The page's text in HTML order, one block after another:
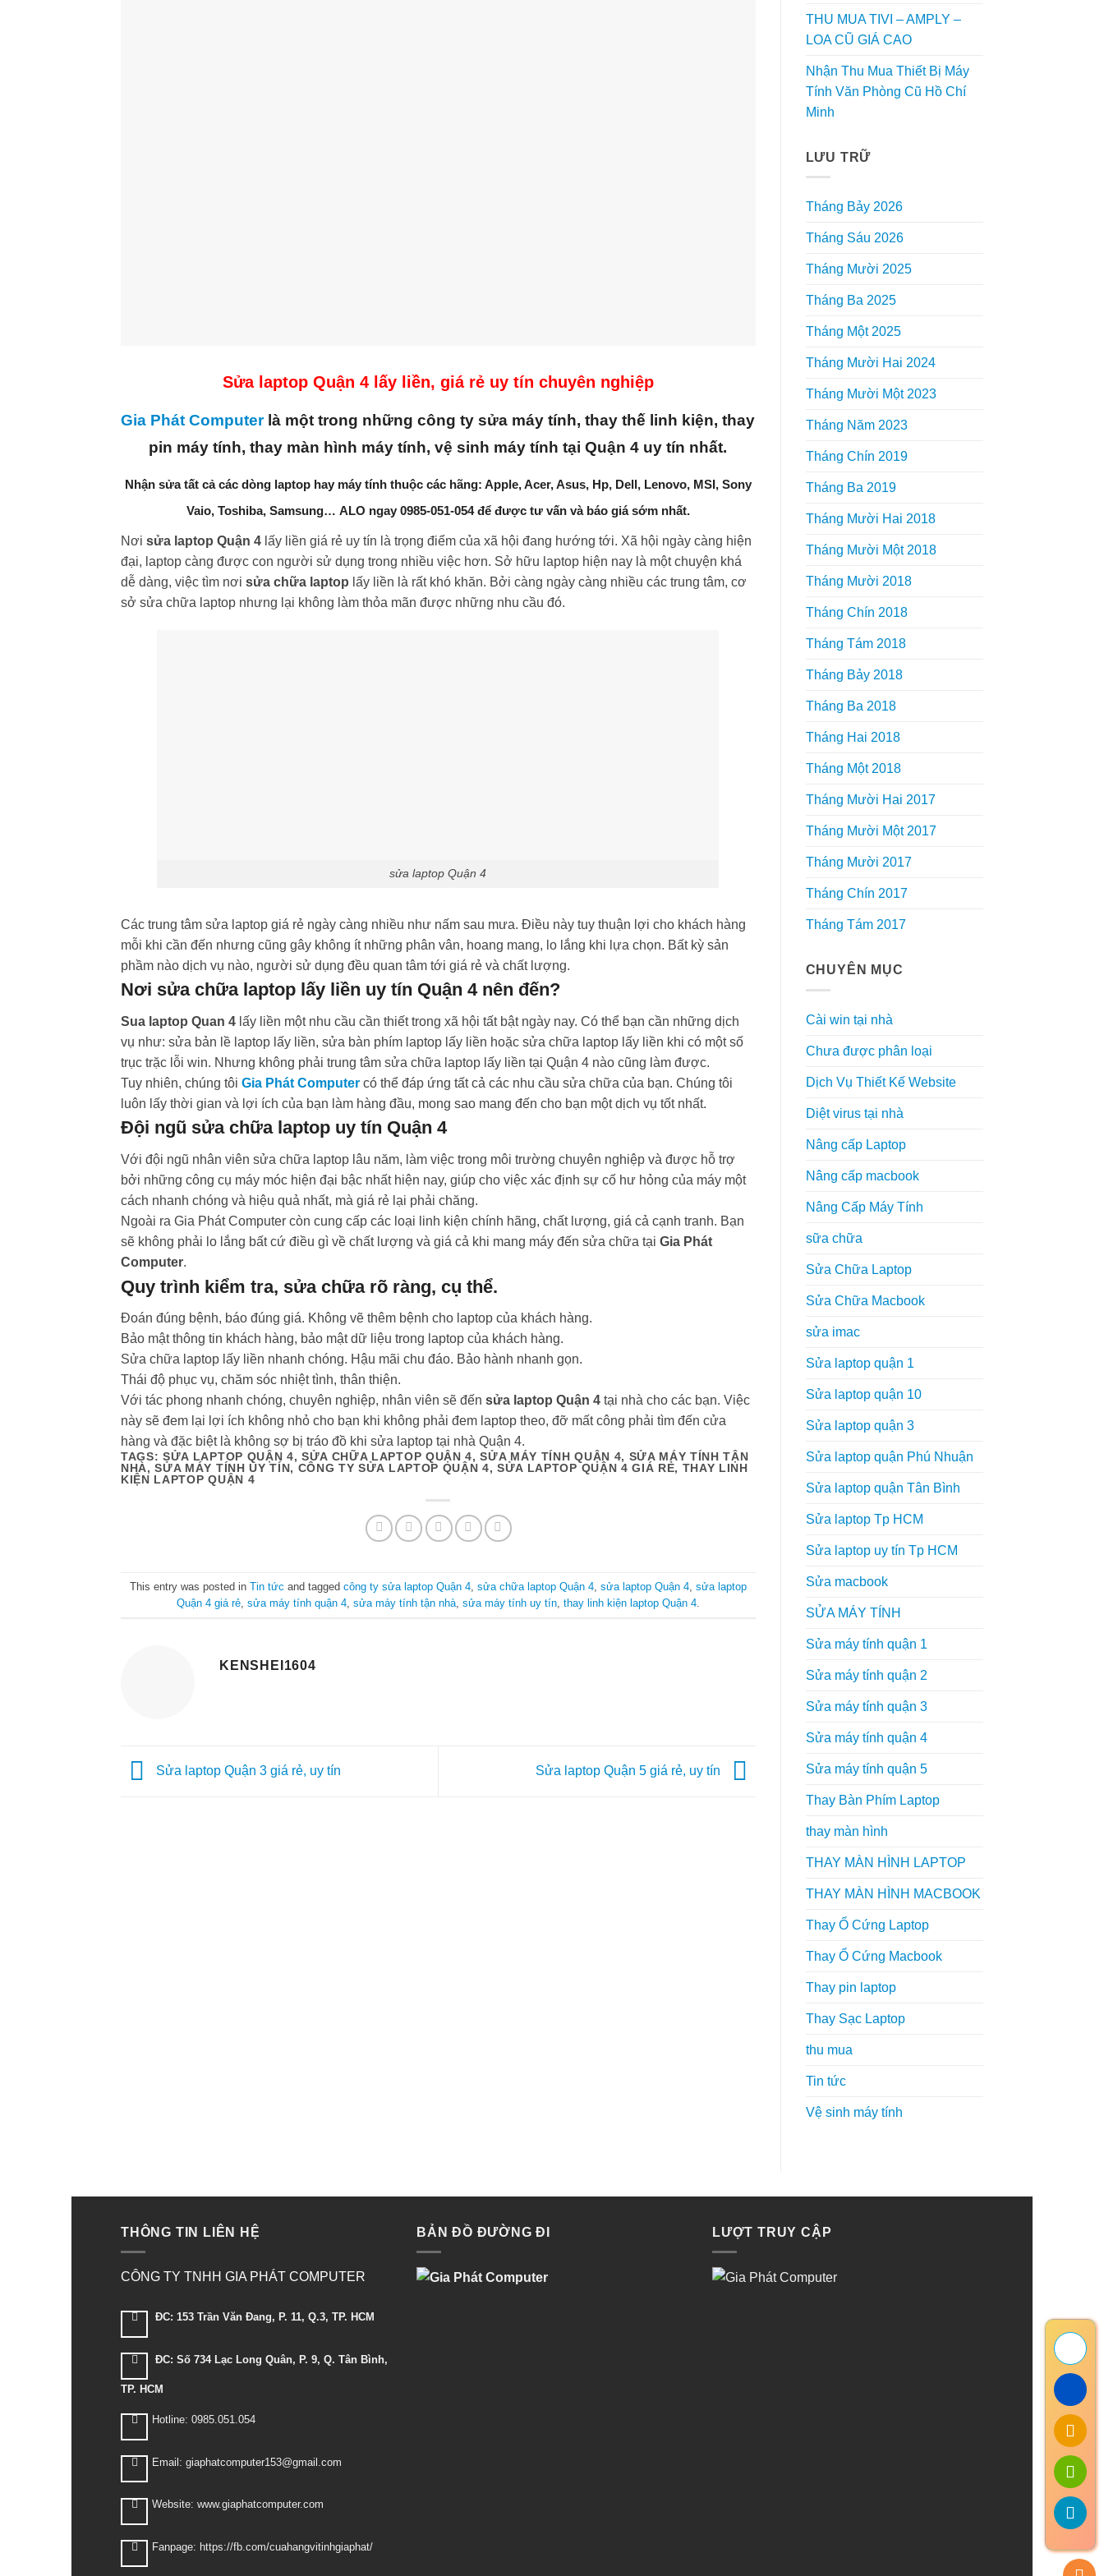
Sửa laptop Quận 4 lấy liền, giá rẻ uy tín chuyên nghiệp
Gia Phát Computerlà một trong những công ty sửa máy tính, thay thế linh kiện, thay
pin máy tính, thay màn hình máy tính, vệ sinh máy tính tại Quận 4 uy tín nhất.
Nhận sửa tất cả các dòng laptop hay máy tính thuộc các hãng: Apple, Acer, Asus, Hp, Dell, Lenovo, MSI, Sony
Vaio, Toshiba, Samsung… ALO ngay 0985-051-054 để được tư vấn và báo giá sớm nhất.
Nơi sửa laptop Quận 4 lấy liền giá rẻ uy tín là trọng điểm của xã hội đang hướng tới. Xã hội ngày càng hiện
đại, laptop càng được con người sử dụng trong nhiều việc hơn. Sở hữu laptop hiện nay là một chuyện khá
dễ dàng, việc tìm nơi sửa chữa laptop lấy liền là rất khó khăn. Bởi càng ngày càng nhiều các trung tâm, cơ
sở sửa chữa laptop nhưng lại không làm thỏa mãn được những nhu cầu đó.
sửa laptop Quận 4
Các trung tâm sửa laptop giá rẻ ngày càng nhiều như nấm sau mưa. Điều này tuy thuận lợi cho khách hàng
mỗi khi cần đến nhưng cũng gây không ít những phân vân, hoang mang, lo lắng khi lựa chọn. Bất kỳ sản
phầm nào dịch vụ nào, người sử dụng đều quan tâm tới giá rẻ và chất lượng.
Nơi sửa chữa laptop lấy liền uy tín Quận 4 nên đến?
Sua laptop Quan 4 lấy liền một nhu cầu cần thiết trong xã hội tất bật ngày nay. Có thể bạn cần những dịch
vụ như: sửa bản lề laptop lấy liền, sửa bàn phím laptop lấy liền hoặc sửa chữa laptop lấy liền khi có một số
trục trặc lỗi win. Nhưng không phải trung tâm sửa chữa laptop lấy liền tại Quận 4 nào cũng làm được.
Tuy nhiên, chúng tôi Gia Phát Computer có thể đáp ứng tất cả các nhu cầu sửa chữa của bạn. Chúng tôi
luôn lấy thời gian và lợi ích của bạn làm hàng đầu, mong sao mang đến cho bạn một dịch vụ tốt nhất.
Đội ngũ sửa chữa laptop uy tín Quận 4
Với đội ngũ nhân viên sửa chữa laptop lâu năm, làm việc trong môi trường chuyên nghiệp và được hỗ trợ
bởi những công cụ máy móc hiện đại bậc nhất hiện nay, giúp cho việc xác định sự cố hư hỏng của máy một
cách nhanh chóng và hiệu quả nhất, mà giá rẻ lại phải chăng.
Ngoài ra Gia Phát Computer còn cung cấp các loại linh kiện chính hãng, chất lượng, giá cả cạnh tranh. Bạn
sẽ không phải lo lắng bất cứ điều gì về chất lượng và giá cả khi mang máy đến sửa chữa tại Gia Phát
Computer.
Quy trình kiểm tra, sửa chữa rõ ràng, cụ thể.
Đoán đúng bệnh, báo đúng giá. Không vẽ thêm bệnh cho laptop của khách hàng.
Bảo mật thông tin khách hàng, bảo mật dữ liệu trong laptop của khách hàng.
Sửa chữa laptop lấy liền nhanh chóng. Hậu mãi chu đáo. Bảo hành nhanh gọn.
Thái độ phục vụ, chăm sóc nhiệt tình, thân thiện.
Với tác phong nhanh chóng, chuyên nghiệp, nhân viên sẽ đến sửa laptop Quận 4 tại nhà cho các bạn. Việc
này sẽ đem lại lợi ích không nhỏ cho bạn khi không phải đem laptop theo, đỡ mất công phải tìm đến cửa
hàng và đặc biệt là không sợ bị tráo đồ khi sửa laptop tại nhà Quận 4.
TAGS: SỬA LAPTOP QUẬN 4, SỬA CHỮA LAPTOP QUẬN 4, SỬA MÁY TÍNH QUẬN 4, SỬA MÁY TÍNH TẬN
NHÀ, SỬA MÁY TÍNH UY TÍN, CÔNG TY SỬA LAPTOP QUẬN 4, SỬA LAPTOP QUẬN 4 GIÁ RẺ, THAY LINH
KIỆN LAPTOP QUẬN 4
This entry was posted in Tin tức and tagged công ty sửa laptop Quận 4, sửa chữa laptop Quận 4, sửa laptop Quận 4, sửa laptop
Quận 4 giá rẻ, sửa máy tính quận 4, sửa máy tính tận nhà, sửa máy tính uy tín, thay linh kiện laptop Quận 4.
KENSHEI1604
Sửa laptop Quận 3 giá rẻ, uy tín Sửa laptop Quận 5 giá rẻ, uy tín
THU MUA TIVI – AMPLY –
LOA CŨ GIÁ CAO
Nhận Thu Mua Thiết Bị Máy
Tính Văn Phòng Cũ Hồ Chí
Minh
LƯU TRỮ
Tháng Bảy 2026
Tháng Sáu 2026
Tháng Mười 2025
Tháng Ba 2025
Tháng Một 2025
Tháng Mười Hai 2024
Tháng Mười Một 2023
Tháng Năm 2023
Tháng Chín 2019
Tháng Ba 2019
Tháng Mười Hai 2018
Tháng Mười Một 2018
Tháng Mười 2018
Tháng Chín 2018
Tháng Tám 2018
Tháng Bảy 2018
Tháng Ba 2018
Tháng Hai 2018
Tháng Một 2018
Tháng Mười Hai 2017
Tháng Mười Một 2017
Tháng Mười 2017
Tháng Chín 2017
Tháng Tám 2017
CHUYÊN MỤC
Cài win tại nhà
Chưa được phân loại
Dịch Vụ Thiết Kế Website
Diệt virus tại nhà
Nâng cấp Laptop
Nâng cấp macbook
Nâng Cấp Máy Tính
sữa chữa
Sửa Chữa Laptop
Sửa Chữa Macbook
sửa imac
Sửa laptop quận 1
Sửa laptop quận 10
Sửa laptop quận 3
Sửa laptop quận Phú Nhuận
Sửa laptop quận Tân Bình
Sửa laptop Tp HCM
Sửa laptop uy tín Tp HCM
Sửa macbook
SỬA MÁY TÍNH
Sửa máy tính quận 1
Sửa máy tính quận 2
Sửa máy tính quận 3
Sửa máy tính quận 4
Sửa máy tính quận 5
Thay Bàn Phím Laptop
thay màn hình
THAY MÀN HÌNH LAPTOP
THAY MÀN HÌNH MACBOOK
Thay Ổ Cứng Laptop
Thay Ổ Cứng Macbook
Thay pin laptop
Thay Sạc Laptop
thu mua
Tin tức
Vệ sinh máy tính
THÔNG TIN LIÊN HỆ
CÔNG TY TNHH GIA PHÁT COMPUTER
ĐC: 153 Trần Văn Đang, P. 11, Q.3, TP. HCM
ĐC: Số 734 Lạc Long Quân, P. 9, Q. Tân Bình,
TP. HCM
Hotline: 0985.051.054
Email: giaphatcomputer153@gmail.com
Website: www.giaphatcomputer.com
Fanpage: https://fb.com/cuahangvitinhgiaphat/
BẢN ĐỒ ĐƯỜNG ĐI LƯỢT TRUY CẬP